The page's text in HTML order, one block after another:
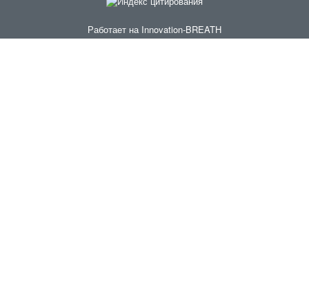
Работает на Innovation-BREATH